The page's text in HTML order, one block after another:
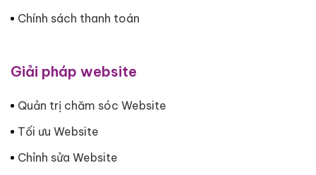
Chính sách thanh toán
Giải pháp website
Quản trị chăm sóc Website
Tối ưu Website
Chỉnh sửa Website